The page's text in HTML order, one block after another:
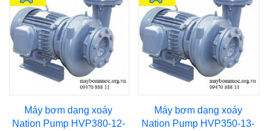
Máy bơm dạng xoáy
Nation Pump HVP380-12-
Máy bơm dạng xoáy
Nation Pump HVP350-13-